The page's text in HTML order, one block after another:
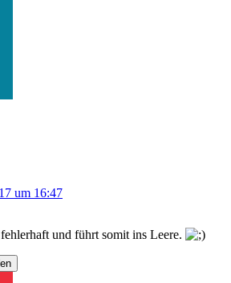
um 16:47
und führt somit ins Leere.